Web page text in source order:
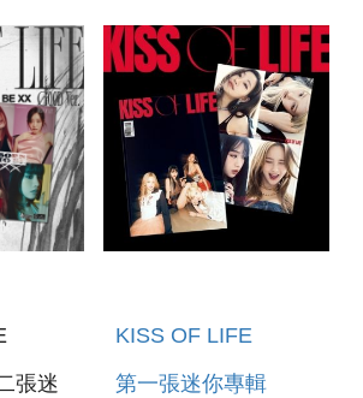
張迷
KISS OF LIFE
第一張迷你專輯